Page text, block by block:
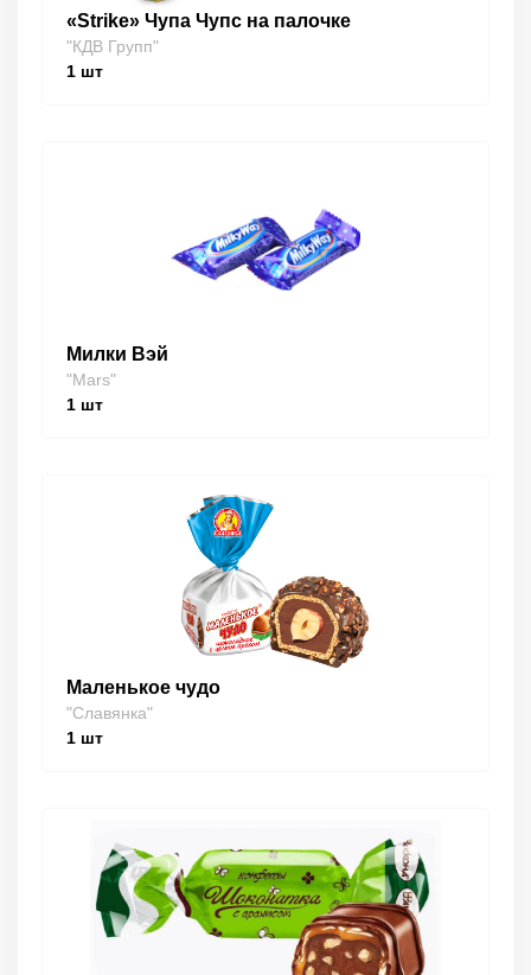
«Strike» Чупа Чупс на палочке
"КДВ Групп"
1 шт
Милки Вэй
"Mars"
1 шт
Маленькое чудо
"Славянка"
1 шт